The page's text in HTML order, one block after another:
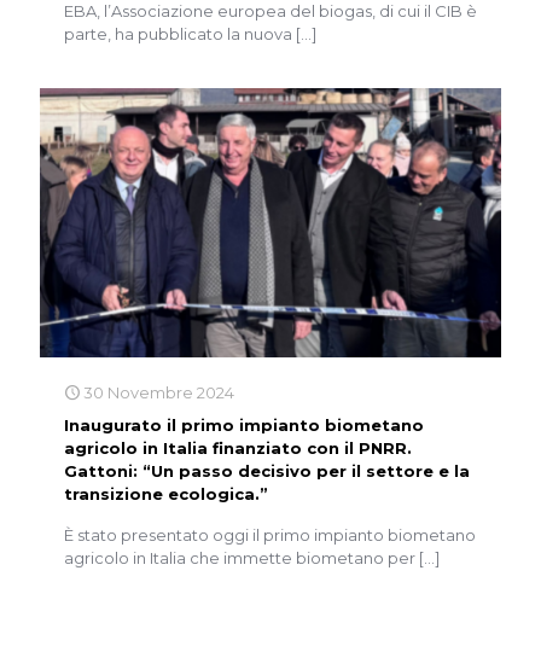
EBA, l’Associazione europea del biogas, di cui il CIB è
parte, ha pubblicato la nuova […]
30 Novembre 2024
Inaugurato il primo impianto biometano
agricolo in Italia finanziato con il PNRR.
Gattoni: “Un passo decisivo per il settore e la
transizione ecologica.”
È stato presentato oggi il primo impianto biometano
agricolo in Italia che immette biometano per […]